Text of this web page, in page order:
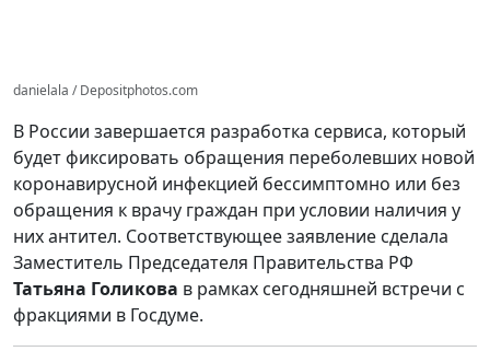
danielala / Depositphotos.com
В России завершается разработка сервиса, который
будет фиксировать обращения переболевших новой
коронавирусной инфекцией бессимптомно или без
обращения к врачу граждан при условии наличия у
них антител. Соответствующее заявление сделала
Заместитель Председателя Правительства РФ
Татьяна Голикова в рамках сегодняшней встречи с
фракциями в Госдуме.